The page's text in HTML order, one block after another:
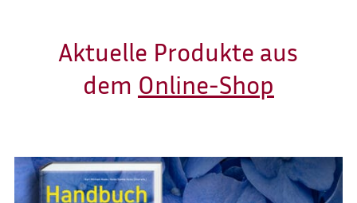
Aktuelle Produkte aus
dem Online-Shop